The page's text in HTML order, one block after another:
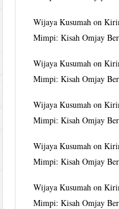
Wijaya Kusumah on
Mimpi: Kisah Omjay
Wijaya Kusumah on
Mimpi: Kisah Omjay
Wijaya Kusumah on
Mimpi: Kisah Omjay
Wijaya Kusumah on
Mimpi: Kisah Omjay
Wijaya Kusumah on
Mimpi: Kisah Omjay